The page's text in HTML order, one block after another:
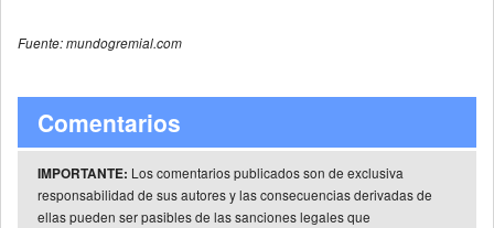
Fuente: mundogremial.com
Comentarios
IMPORTANTE: Los comentarios publicados son de exclusiva
responsabilidad de sus autores y las consecuencias derivadas de
ellas pueden ser pasibles de las sanciones legales que